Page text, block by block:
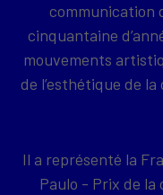
communication
cinquantaine
mouvements
de l’esthétique de
Il a représenté la
Paulo - Prix de la